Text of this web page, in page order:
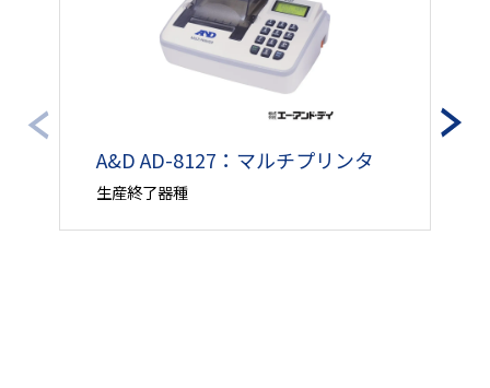
￥43,537円
（￥47,890円）
A&D AD-8127：マルチプリンタ
生産終了器種